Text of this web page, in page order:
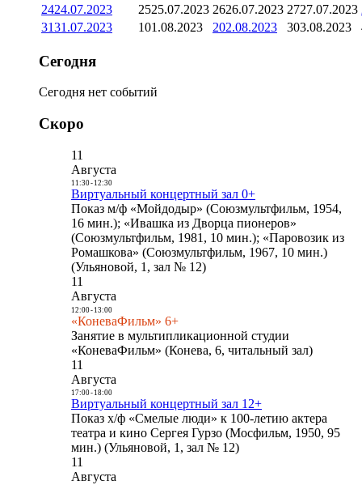
2424.07.2023 2525.07.2023 2626.07.2023 2727.07.2023
3131.07.2023 101.08.2023 202.08.2023 303.08.2023
Сегодня
Сегодня нет событий
Скоро
11
Августа
11:30- 12:30
Виртуальный концертный зал 0+
Показ м/ф «Мойдодыр» (Союзмультфильм, 1954,
16 мин.); «Ивашка из Дворца пионеров»
(Союзмультфильм, 1981, 10 мин.); «Паровозик из
Ромашкова» (Союзмультфильм, 1967, 10 мин.)
(Ульяновой, 1, зал № 12)
11
Августа
12:00- 13:00
«КоневаФильм» 6+
Занятие в мультипликационной студии
«КоневаФильм» (Конева, 6, читальный зал)
11
Августа
17:00- 18:00
Виртуальный концертный зал 12+
Показ х/ф «Смелые люди» к 100-летию актера
театра и кино Сергея Гурзо (Мосфильм, 1950, 95
мин.) (Ульяновой, 1, зал № 12)
11
Августа